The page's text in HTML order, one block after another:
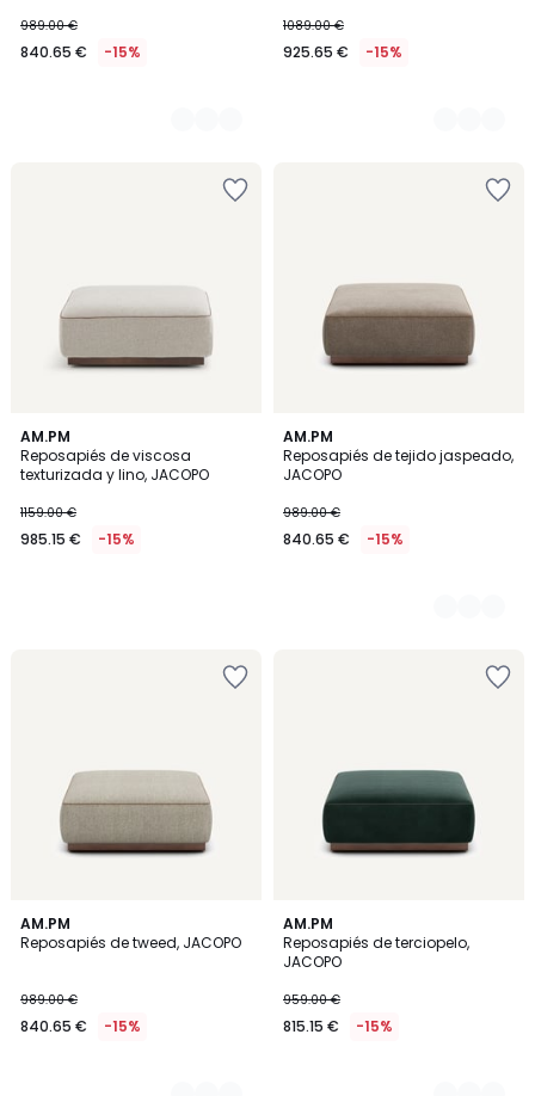
989.00 €
840.65 € -15%
1089.00 €
925.65 € -15%
AM.PM
Reposapiés de viscosa
texturizada y lino, JACOPO
1159.00 €
985.15 € -15%
AM.PM
Reposapiés de tejido jaspeado,
JACOPO
989.00 €
840.65 € -15%
3
Colores
AM.PM
Reposapiés de tweed, JACOPO
989.00 €
840.65 € -15%
3
Colores
AM.PM
Reposapiés de terciopelo,
JACOPO
959.00 €
815.15 € -15%
15
Colores